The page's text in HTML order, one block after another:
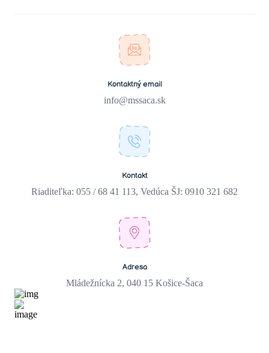
Kontaktný email
info@mssaca.sk
Kontakt
Riaditeľka: 055 / 68 41 113, Vedúca ŠJ: 0910 321 682
Adresa
Mládežnícka 2, 040 15 Košice-Šaca